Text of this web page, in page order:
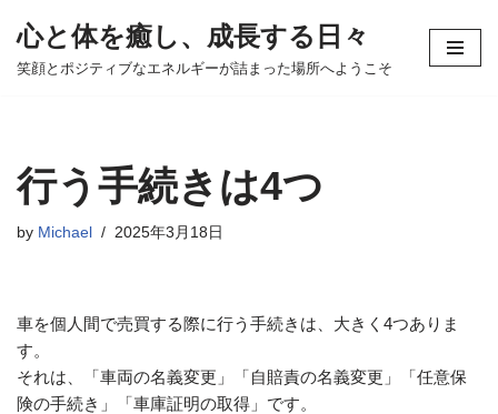
コ
ツ
へ
キ
心と体を癒し、成長する日々
笑顔とポジティブなエネルギーが詰まった場所へようこそ
行う手続きは4つ
by Michael 2025年3月18日
車を個人間で売買する際に行う手続きは、大きく4つありま
す。
それは、「車両の名義変更」「自賠責の名義変更」「任意保
険の手続き」「車庫証明の取得」です。